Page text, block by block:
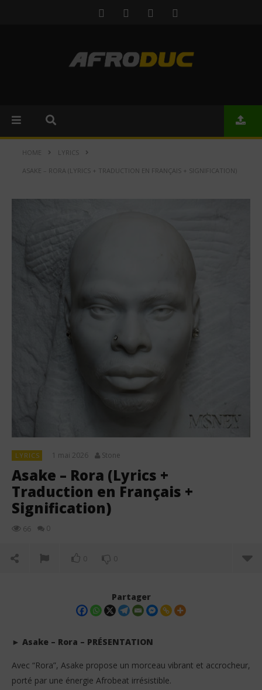
HOME LYRICS
ASAKE – RORA (LYRICS + TRADUCTION EN FRANÇAIS + SIGNIFICATION)
LYRICS 1 mai 2026 Stone
Asake – Rora (Lyrics +
Traduction en Français +
Signification)
66 0
0 0
Partager
► Asake – Rora – PRÉSENTATION
Avec “Rora”, Asake propose un morceau vibrant et accrocheur,
porté par une énergie Afrobeat irrésistible.